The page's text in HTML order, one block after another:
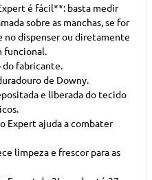
é fácil**: basta medir
sobre as manchas, se for
no dispenser ou diretamente
funcional.
do fabricante.
de Downy.
e liberada do tecido
Expert ajuda a combater
limpeza e frescor para as